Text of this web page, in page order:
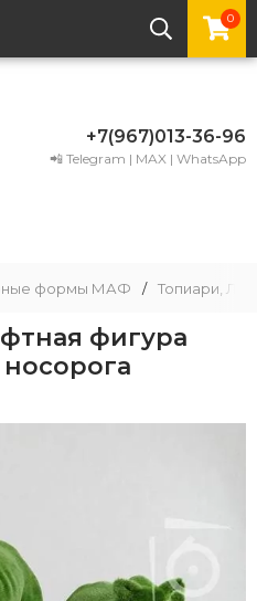
0
+7(967)013-36-96
📲 Telegram | MAX | WhatsApp
формы МАФ / Топиари,
фигура